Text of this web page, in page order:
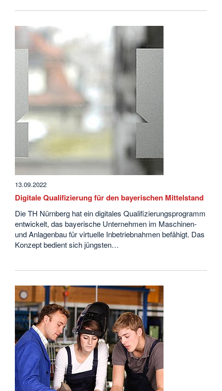
13.09.2022
Digitale Qualifizierung für den bayerischen Mittelstand
Die TH Nürnberg hat ein digitales Qualifizierungsprogramm
entwickelt, das bayerische Unternehmen im Maschinen-
und Anlagenbau für virtuelle Inbetriebnahmen befähigt. Das
Konzept bedient sich jüngsten…